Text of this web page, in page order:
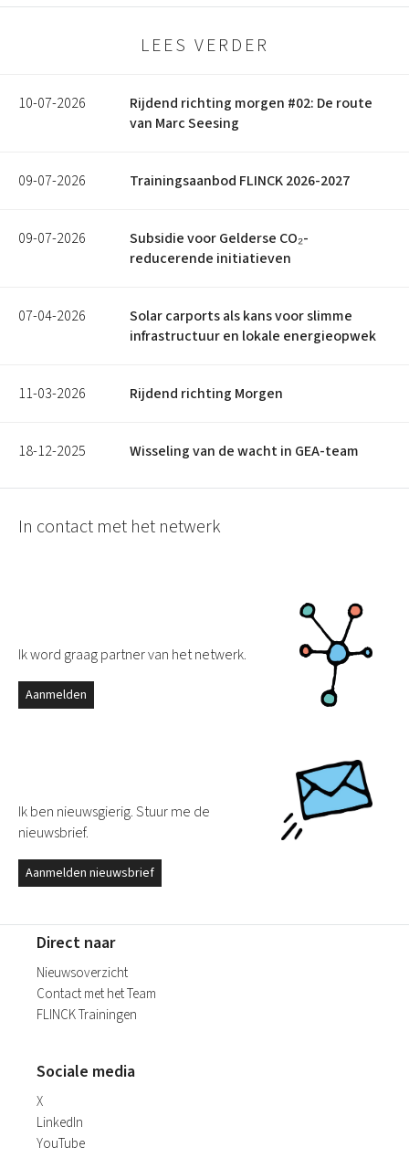
Whatsapp
Facebook
TwitterLinkedin
email
LEES VERDER
10-07-2026
Rijdend richting morgen #02: De route
van Marc Seesing
09-07-2026 Trainingsaanbod FLINCK 2026-2027
09-07-2026
Subsidie voor Gelderse CO₂-
reducerende initiatieven
07-04-2026
Solar carports als kans voor slimme
infrastructuur en lokale energieopwek
11-03-2026 Rijdend richting Morgen
18-12-2025 Wisseling van de wacht in GEA-team
In contact met het netwerk
Ik word graag partner van het netwerk.
Aanmelden
Ik ben nieuwsgierig. Stuur me de
nieuwsbrief.
Aanmelden nieuwsbrief
Direct naar
Nieuwsoverzicht
Contact met het Team
FLINCK Trainingen
Sociale media
X
LinkedIn
YouTube